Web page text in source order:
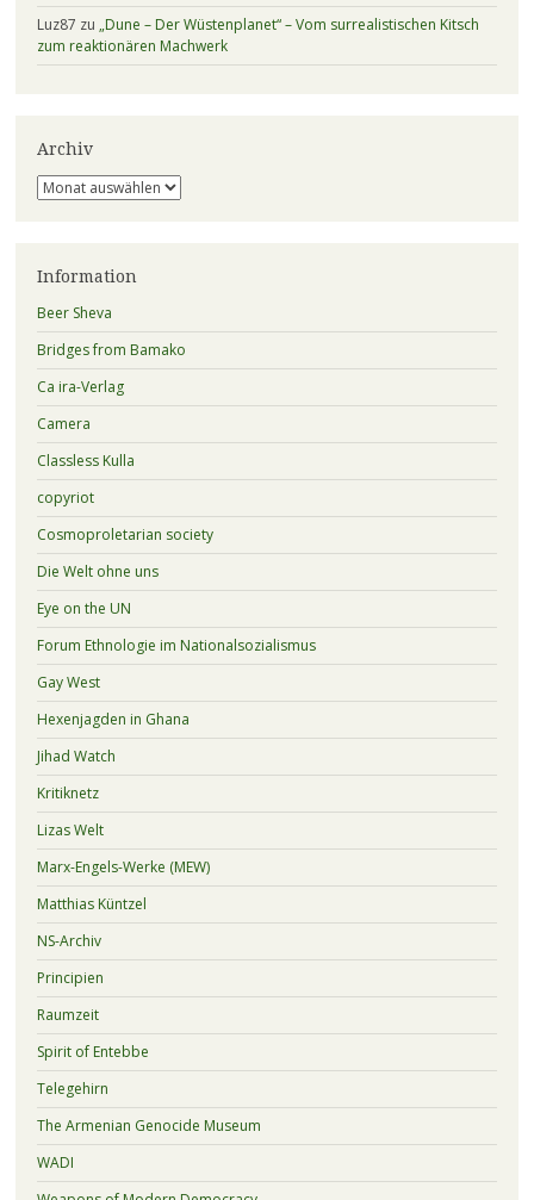
Luz87 zu „Dune – Der Wüstenplanet“ – Vom surrealistischen Kitsch
zum reaktionären Machwerk
Archiv
Archiv
Information
Beer Sheva
Bridges from Bamako
Ca ira-Verlag
Camera
Classless Kulla
copyriot
Cosmoproletarian society
Die Welt ohne uns
Eye on the UN
Forum Ethnologie im Nationalsozialismus
Gay West
Hexenjagden in Ghana
Jihad Watch
Kritiknetz
Lizas Welt
Marx-Engels-Werke (MEW)
Matthias Küntzel
NS-Archiv
Principien
Raumzeit
Spirit of Entebbe
Telegehirn
The Armenian Genocide Museum
WADI